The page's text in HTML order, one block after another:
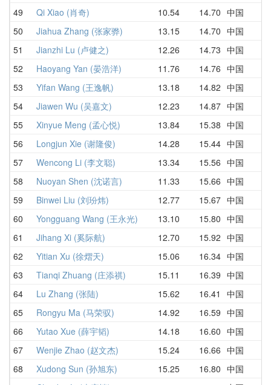
49 Qi Xiao (肖奇) 10.54 14.70 中国
50 Jiahua Zhang (张家骅) 13.15 14.70 中国
51 Jianzhi Lu (卢健之) 12.26 14.73 中国
52 Haoyang Yan (晏浩洋) 11.76 14.76 中国
53 Yifan Wang (王逸帆) 13.18 14.82 中国
54 Jiawen Wu (吴嘉文) 12.23 14.87 中国
55 Xinyue Meng (孟心悦) 13.84 15.38 中国
56 Longjun Xie (谢隆俊) 14.28 15.44 中国
57 Wencong Li (李文聪) 13.34 15.56 中国
58 Nuoyan Shen (沈诺言) 11.33 15.66 中国
59 Binwei Liu (刘玢炜) 12.77 15.67 中国
60 Yongguang Wang (王永光) 13.10 15.80 中国
61 Jihang Xi (奚际航) 12.70 15.92 中国
62 Yitian Xu (徐熠天) 15.06 16.34 中国
63 Tianqi Zhuang (庄添祺) 15.11 16.39 中国
64 Lu Zhang (张陆) 15.62 16.41 中国
65 Rongyu Ma (马荣驭) 14.92 16.59 中国
66 Yutao Xue (薛宇韬) 14.18 16.60 中国
67 Wenjie Zhao (赵文杰) 15.24 16.66 中国
68 Xudong Sun (孙旭东) 15.25 16.80 中国